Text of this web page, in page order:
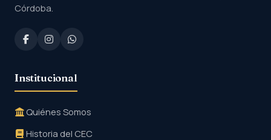
Córdoba.
Institucional
Quiénes Somos
Historia del CEC